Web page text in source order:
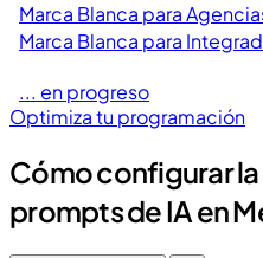
Marca Blanca para
Marca Blanca para
... en progreso
Optimiza tu programación
Cómo configurar
prompts de IA en